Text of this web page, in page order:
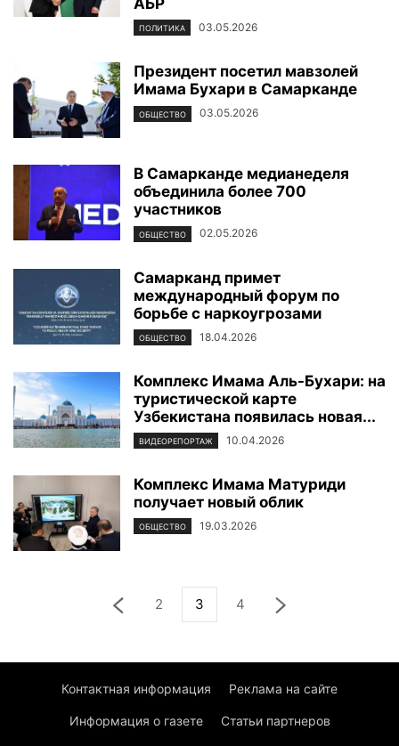
АБР
ПОЛИТИКА 03.05.2026
Президент посетил мавзолей
Имама Бухари в Самарканде
ОБЩЕСТВО 03.05.2026
В Самарканде медианеделя
объединила более 700
участников
ОБЩЕСТВО 02.05.2026
Самарканд примет
международный форум по
борьбе с наркоугрозами
ОБЩЕСТВО 18.04.2026
Комплекс Имама Аль-Бухари: на
туристической карте
Узбекистана появилась новая...
ВИДЕОРЕПОРТАЖ 10.04.2026
Комплекс Имама Матуриди
получает новый облик
ОБЩЕСТВО 19.03.2026
2 3 4
Контактная информация Реклама на сайте
Информация о газете Статьи партнеров